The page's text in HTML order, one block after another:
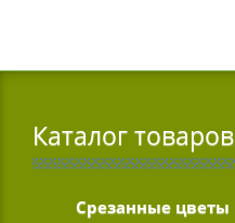
Каталог товаров
Срезанные цветы